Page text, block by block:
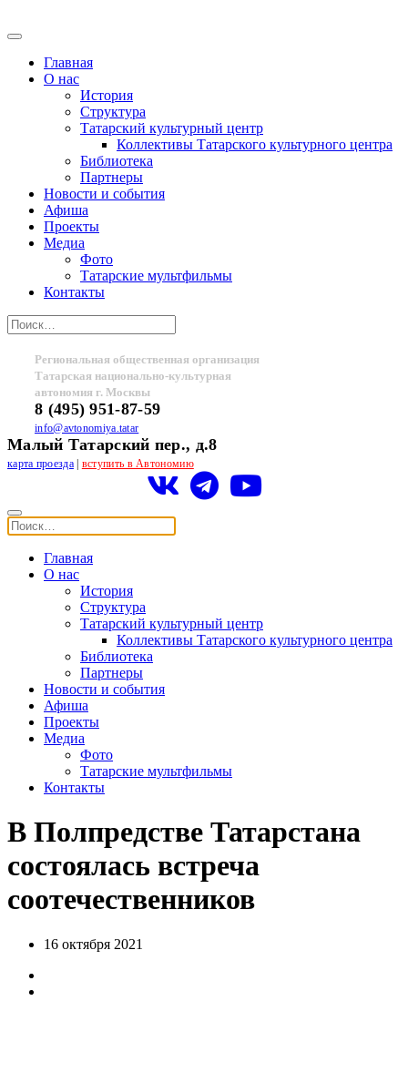
Главная
О нас
История
Структура
Татарский культурный центр
Коллективы Татарского культурного центра
Библиотека
Партнеры
Новости и события
Афиша
Проекты
Медиа
Фото
Татарские мультфильмы
Контакты
Региональная общественная организация
Татарская национально-культурная
автономия г. Москвы
8 (495) 951-87-59
info@avtonomiya.tatar
Малый Татарский пер., д.8
карта проезда| вступить в Автономию
Главная
О нас
История
Структура
Татарский культурный центр
Коллективы Татарского культурного центра
Библиотека
Партнеры
Новости и события
Афиша
Проекты
Медиа
Фото
Татарские мультфильмы
Контакты
В Полпредстве Татарстана
состоялась встреча
соотечественников
16 октября 2021